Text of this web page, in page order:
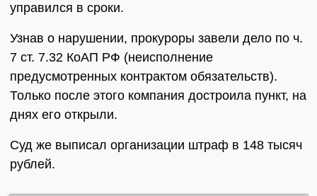
управился в сроки.
Узнав о нарушении, прокуроры завели дело по ч.
7 ст. 7.32 КоАП РФ (неисполнение
предусмотренных контрактом обязательств).
Только после этого компания достроила пункт, на
днях его открыли.
Суд же выписал организации штраф в 148 тысяч
рублей.